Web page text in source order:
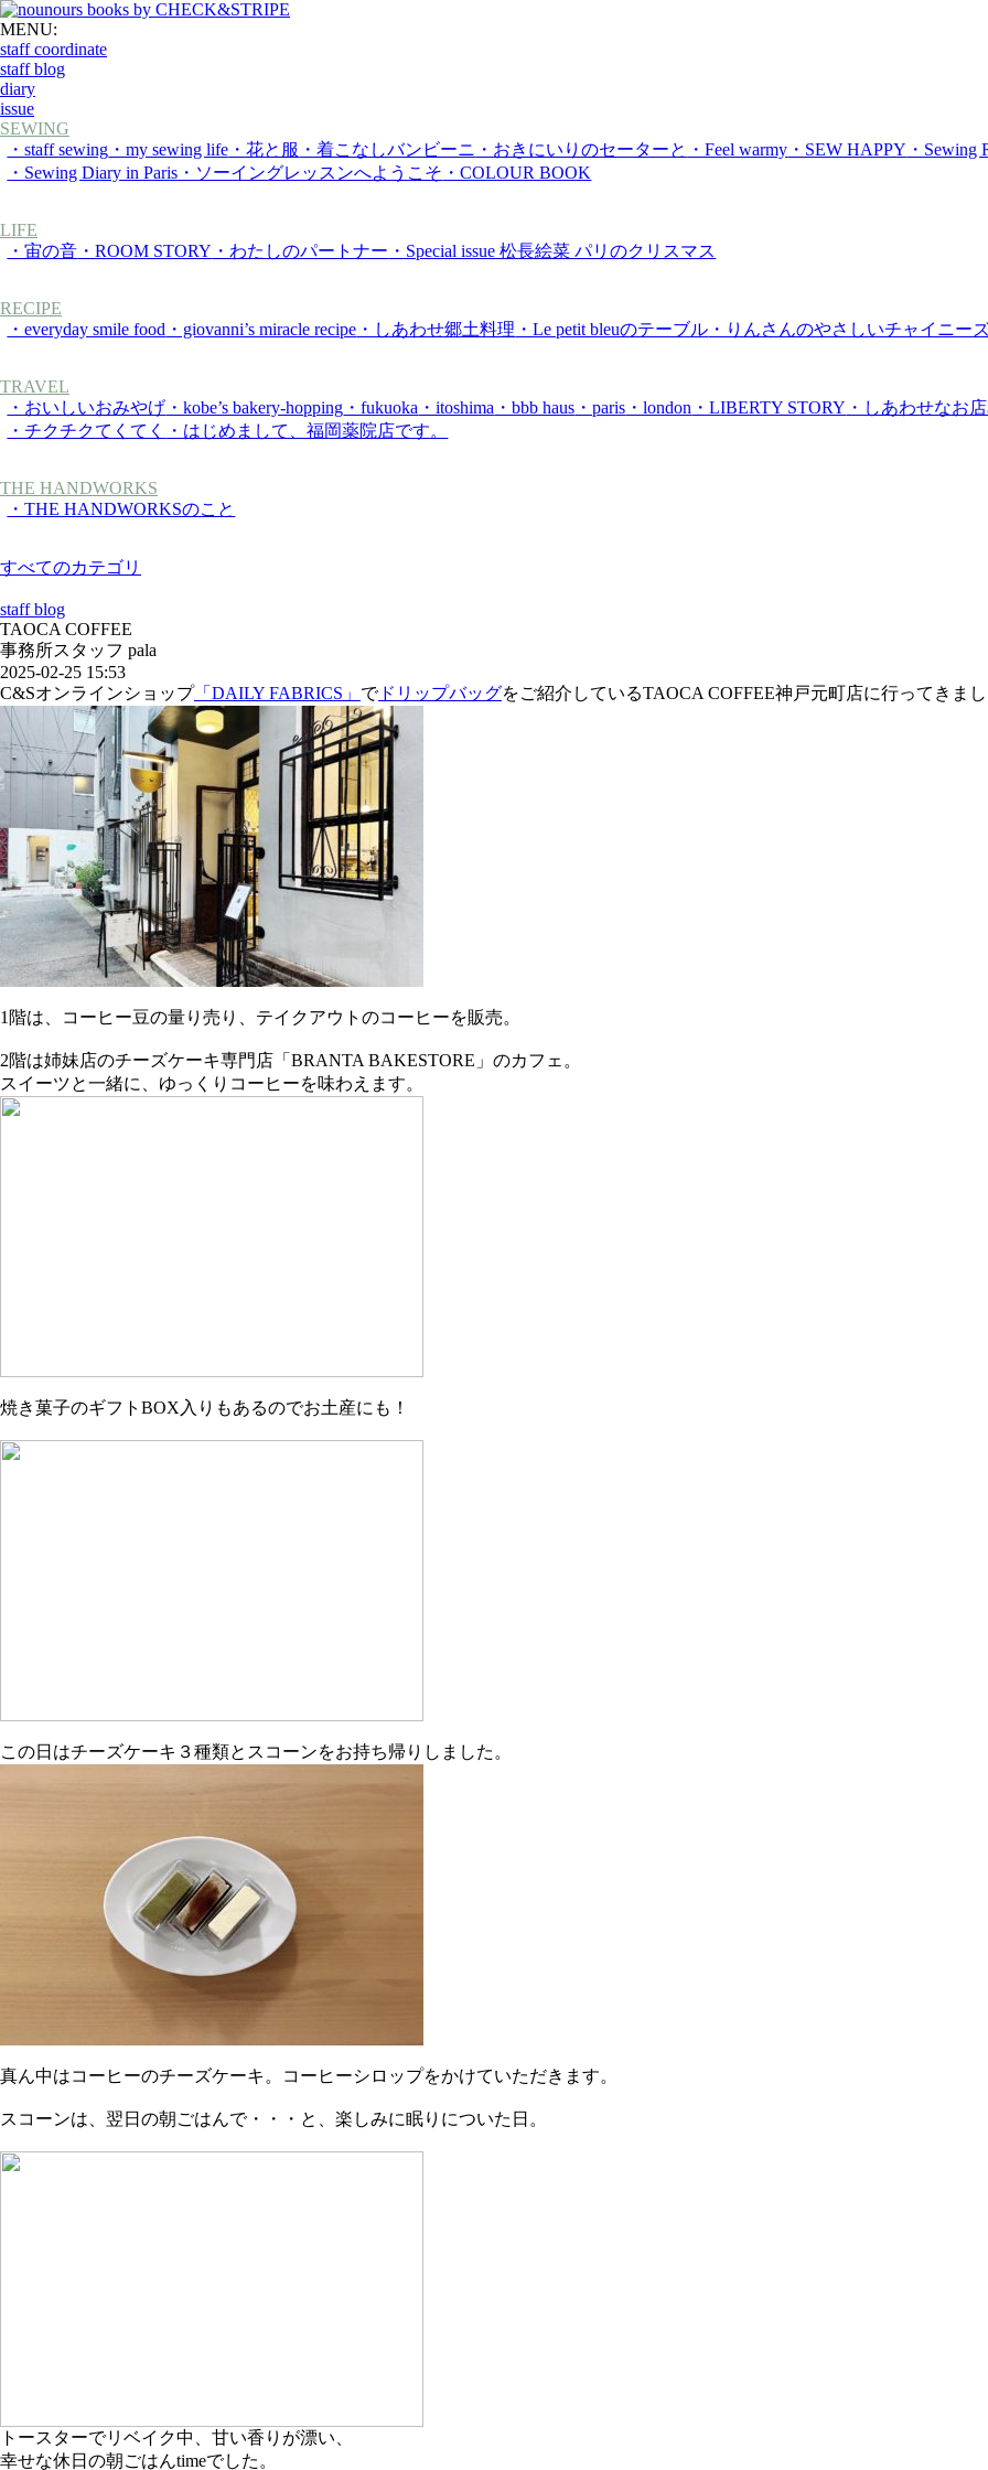
MENU:
staff coordinate
staff blog
diary
issue
SEWING
・staff sewing ・my sewing life ・花と服 ・着こなしバンビーニ ・おきにいりのセーターと ・Feel warmy ・SEW HAPPY ・Sewing
・Sewing Diary in Paris ・ソーイングレッスンへようこそ ・COLOUR BOOK
LIFE
・宙の音 ・ROOM STORY ・わたしのパートナー ・Special issue 松長絵菜 パリのクリスマス
RECIPE
・everyday smile food ・giovanni’s miracle recipe ・しあわせ郷土料理 ・Le petit bleuのテーブル ・りんさんのやさしいチャイニー
TRAVEL
・おいしいおみやげ ・kobe’s bakery-hopping ・fukuoka ・itoshima ・bbb haus ・paris ・london ・LIBERTY STORY ・しあわせなお
・チクチクてくてく
・はじめまして、福岡薬院店です。
THE HANDWORKS
・THE HANDWORKSのこと
すべてのカテゴリ
staff blog
TAOCA COFFEE
事務所スタッフ pala
2025-02-25 15:53
C&Sオンラインショップ「 DAILY FABRICS 」 でドリップバッグをご紹介しているTAOCA COFFEE神戸元町店に行ってきま
1階は、コーヒー豆の量り売り、テイクアウトのコーヒーを販売。
2階は姉妹店のチーズケーキ専門店「BRANTA BAKESTORE」のカフェ。
スイーツと一緒に、ゆっくりコーヒーを味わえます。
焼き菓子のギフトBOX入りもあるのでお土産にも！
この日はチーズケーキ３種類とスコーンをお持ち帰りしました。
真ん中はコーヒーのチーズケーキ。コーヒーシロップをかけていただきます。
スコーンは、翌日の朝ごはんで・・・と、楽しみに眠りについた日。
トースターでリベイク中、甘い香りが漂い、
幸せな休日の朝ごはんtimeでした。